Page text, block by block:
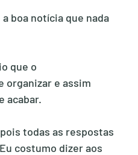
boa notícia que nada
que o
organizar e assim
acabar.
todas as respostas
costumo dizer aos